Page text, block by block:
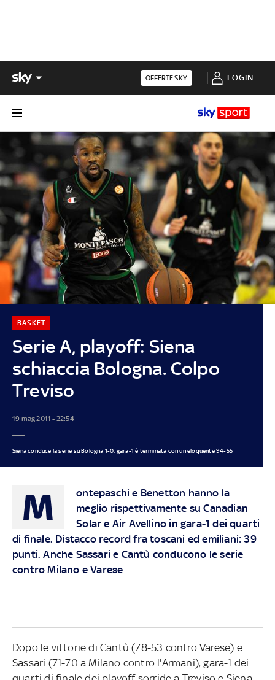
OFFERTE SKY LOGIN
Serie A, playoff: Siena
schiaccia Bologna. Colpo
Treviso
BASKET
19 mag 2011 - 22:54
Siena conduce la serie su Bologna 1-0: gara-1 è terminata con un eloquente 94-55
M
ontepaschi e Benetton hanno la
meglio rispettivamente su Canadian
Solar e Air Avellino in gara-1 dei quarti
di finale. Distacco record fra toscani ed emiliani: 39
punti. Anche Sassari e Cantù conducono le serie
contro Milano e Varese
Dopo le vittorie di Cantù (78-53 contro Varese) e
Sassari (71-70 a Milano contro l'Armani), gara-1 dei